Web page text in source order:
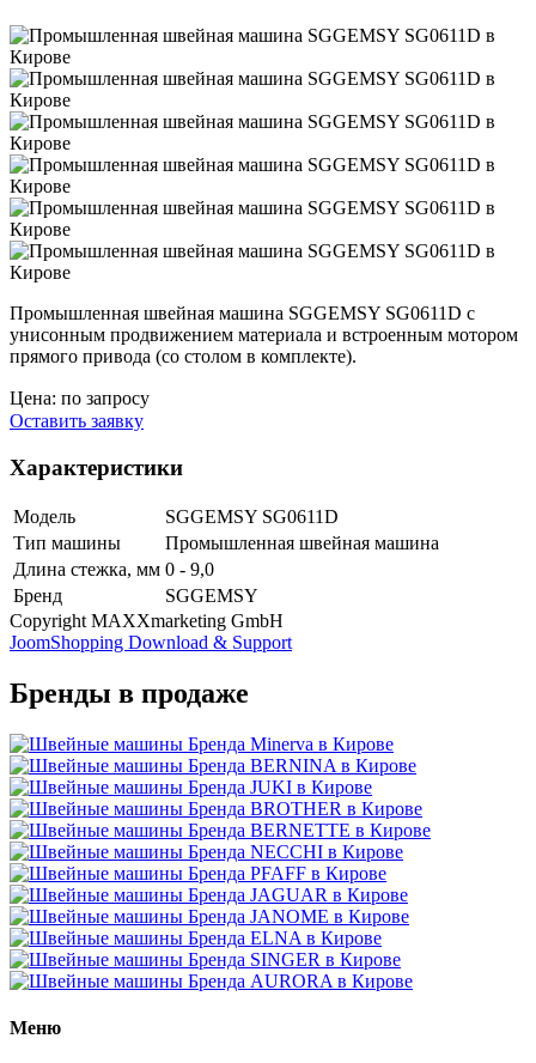
Промышленная швейная машина SGGEMSY SG0611D с
унисонным продвижением материала и встроенным мотором
прямого привода (со столом в комплекте).
Цена: по запросу
Оставить заявку
Характеристики
Модель
SGGEMSY SG0611D
Тип машины
Промышленная швейная машина
Длина стежка, мм 0 - 9,0
Бренд
SGGEMSY
Copyright MAXXmarketing GmbH
JoomShopping Download & Support
Бренды в продаже
Меню